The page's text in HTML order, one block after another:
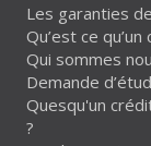
Les garanties
Qu’est ce
Qui sommes
Demande
Quesqu'un
?